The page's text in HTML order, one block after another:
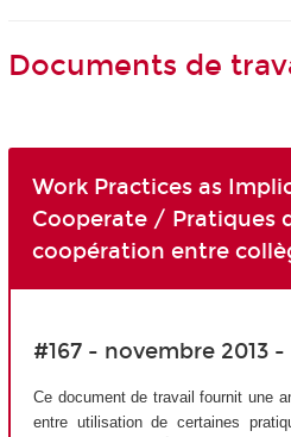
Documents de
Work Practices as
Cooperate / Pratiques
coopération entre
#167 - novembre 2013
Ce document de travail fournit une
entre utilisation de certaines